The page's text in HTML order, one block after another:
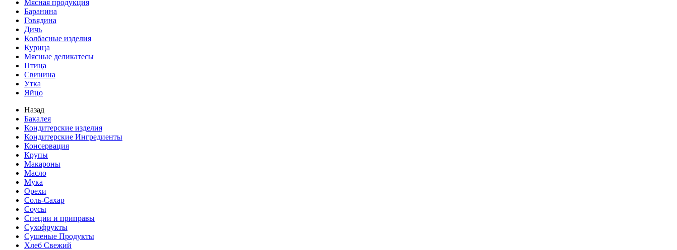
Мясная продукция
Баранина
Говядина
Дичь
Колбасные изделия
Курица
Мясные деликатесы
Птица
Свинина
Утка
Яйцо
Назад
Бакалея
Кондитерские изделия
Кондитерские Ингредиенты
Консервация
Крупы
Макароны
Масло
Мука
Орехи
Соль-Сахар
Соусы
Специи и приправы
Сухофрукты
Сушеные Продукты
Хлеб Свежий